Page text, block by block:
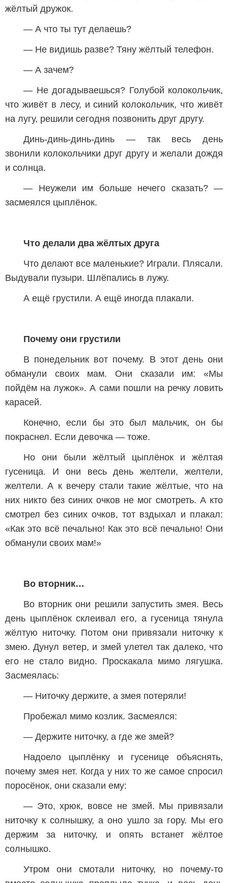
жёлтый дружок.
— А что ты тут делаешь?
— Не видишь разве? Тяну жёлтый телефон.
— А зачем?
— Не догадываешься? Голубой колокольчик,
что живёт в лесу, и синий колокольчик, что живёт
на лугу, решили сегодня позвонить друг другу.
Динь-динь-динь-динь — так весь день
звонили колокольчики друг другу и желали дождя
и солнца.
— Неужели им больше нечего сказать? —
засмеялся цыплёнок.
Что делали два жёлтых друга
Что делают все маленькие? Играли. Плясали.
Выдували пузыри. Шлёпались в лужу.
А ещё грустили. А ещё иногда плакали.
Почему они грустили
В понедельник вот почему. В этот день они
обманули своих мам. Они сказали им: «Мы
пойдём на лужок». А сами пошли на речку ловить
карасей.
Конечно, если бы это был мальчик, он бы
покраснел. Если девочка — тоже.
Но они были жёлтый цыплёнок и жёлтая
гусеница. И они весь день желтели, желтели,
желтели. А к вечеру стали такие жёлтые, что на
них никто без синих очков не мог смотреть. А кто
смотрел без синих очков, тот вздыхал и плакал:
«Как это всё печально! Как это всё печально! Они
обманули своих мам!»
Во вторник…
Во вторник они решили запустить змея. Весь
день цыплёнок склеивал его, а гусеница тянула
жёлтую ниточку. Потом они привязали ниточку к
змею. Дунул ветер, и змей улетел так далеко, что
его не стало видно. Проскакала мимо лягушка.
Засмеялась:
— Ниточку держите, а змея потеряли!
Пробежал мимо козлик. Засмеялся:
— Держите ниточку, а где же змей?
Надоело цыплёнку и гусенице объяснять,
почему змея нет. Когда у них то же самое спросил
поросёнок, они сказали ему:
— Это, хрюк, вовсе не змей. Мы привязали
ниточку к солнышку, а оно ушло за гору. Мы его
держим за ниточку, и опять встанет жёлтое
солнышко.
Утром они смотали ниточку, но почему-то